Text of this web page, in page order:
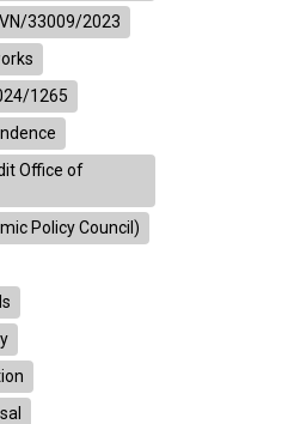
VN/33009/2023
1265
Office of
Policy Council)